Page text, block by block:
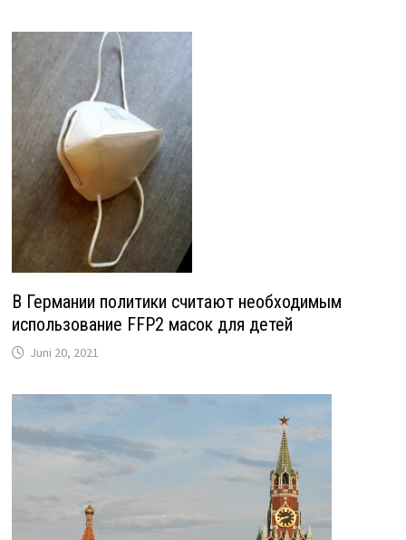
В Германии политики считают необходимым
использование FFP2 масок для детей
Juni 20, 2021